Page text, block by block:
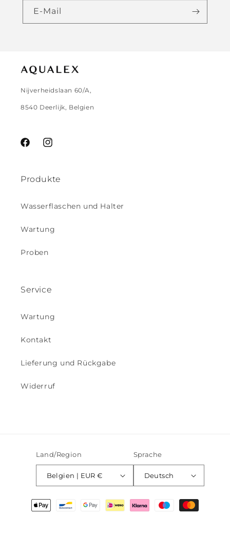
E-Mail
Nijverheidslaan 60/A,
8540 Deerlijk, Belgien
FacebookInstagram
Produkte
Wasserflaschen und Halter
Wartung
Proben
Service
Wartung
Kontakt
Lieferung und Rückgabe
Widerruf
Land/Region
Belgien | EUR €
Sprache
Deutsch
Zahlungsmethoden